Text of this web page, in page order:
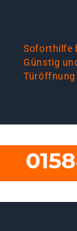
Soforthilfe
Günstig
Türöffnung